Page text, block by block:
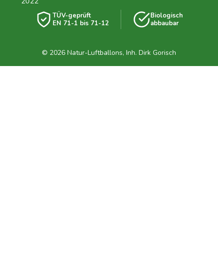
TÜV-geprüft
EN 71-1 bis 71-12
Biologisch
abbaubar
© 2026 Natur-Luftballons, Inh. Dirk Gorisch